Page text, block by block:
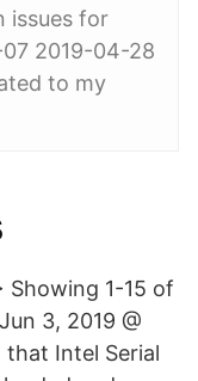
issues for
2019-04-28
to my
Showing 1-15 of
3, 2019 @
that Intel Serial